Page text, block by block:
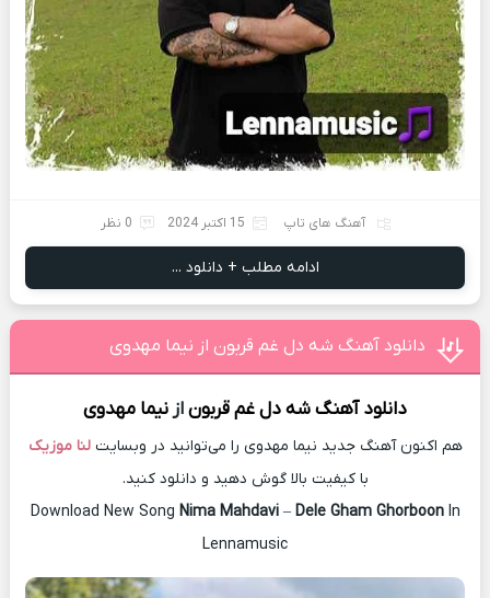
آهنگ های تاپ 15 اکتبر 2024 0 نظر
ادامه مطلب + دانلود ...
دانلود آهنگ شه دل غم قربون از نیما مهدوی
دانلود آهنگشه دل غم قربونازنیما مهدوی
هم اکنون آهنگ جدید نیما مهدوی را می‌توانید در وبسایتلنا موزیک
با کیفیت بالا گوش دهید و دانلود کنید.
Download New Song Nima Mahdavi– Dele Gham GhorboonIn
Lennamusic